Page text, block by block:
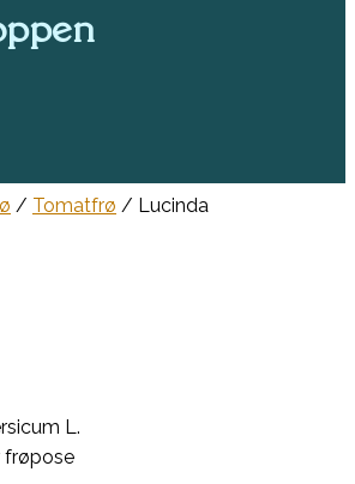
/ Tomatfrø / Lucinda
L.
frøpose